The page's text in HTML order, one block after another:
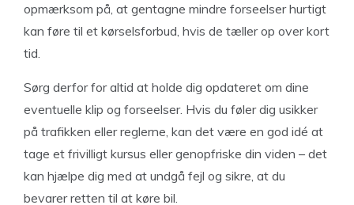
opmærksom på, at gentagne mindre forseelser hurtigt
kan føre til et kørselsforbud, hvis de tæller op over kort
tid.
Sørg derfor for altid at holde dig opdateret om dine
eventuelle klip og forseelser. Hvis du føler dig usikker
på trafikken eller reglerne, kan det være en god idé at
tage et frivilligt kursus eller genopfriske din viden – det
kan hjælpe dig med at undgå fejl og sikre, at du
bevarer retten til at køre bil.